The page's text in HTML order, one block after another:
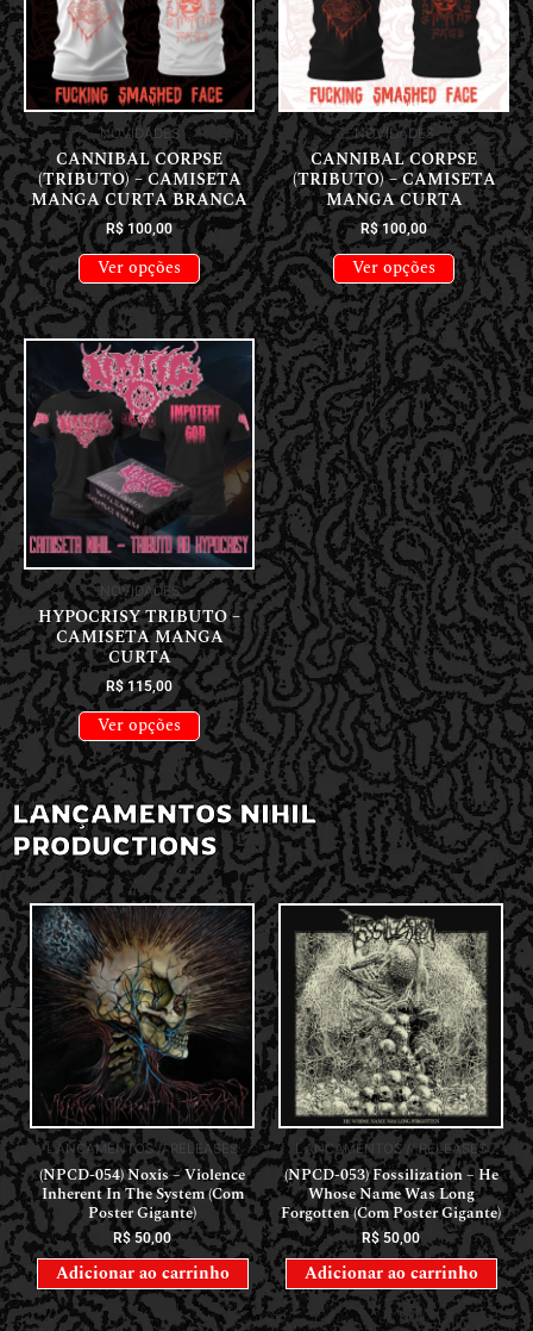
NOVIDADES
CANNIBAL CORPSE
(TRIBUTO) – CAMISETA
MANGA CURTA BRANCA
R$100,00
Ver opções
NOVIDADES
CANNIBAL CORPSE
(TRIBUTO) – CAMISETA
MANGA CURTA
R$100,00
Ver opções
NOVIDADES
HYPOCRISY TRIBUTO –
CAMISETA MANGA
CURTA
R$115,00
Ver opções
LANÇAMENTOS NIHIL
PRODUCTIONS
LANÇAMENTOS // RELEASES
(NPCD-054) Noxis – Violence
Inherent In The System (Com
Poster Gigante)
R$50,00
Adicionar ao carrinho
LANÇAMENTOS // RELEASES
(NPCD-053) Fossilization – He
Whose Name Was Long
Forgotten (Com Poster Gigante)
R$ 50,00
Adicionar ao carrinho